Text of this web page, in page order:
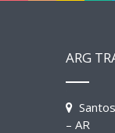
ARG
– AR